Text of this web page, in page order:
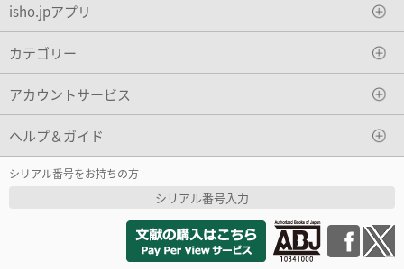
isho.jpアプリ
カテゴリー
アカウントサービス
ヘルプ＆ガイド
シリアル番号をお持ちの方
シリアル番号入力